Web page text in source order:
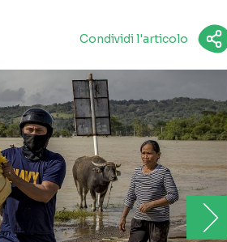
Condividi l'articolo